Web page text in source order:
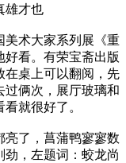
雄才也
美术大家系列展《重
好看。有荣宝斋出版
在桌上可以翻阅，先
过俩次，展厅玻璃和
就很好了。
亮了，菖蒲鸭寥寥数
，左题词：蛟龙尚